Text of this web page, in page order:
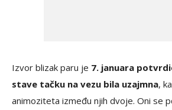
Izvor blizak paru je 7. januara
stave tačku na vezu bila uzajmna,
animoziteta između njih dvoje. Oni se